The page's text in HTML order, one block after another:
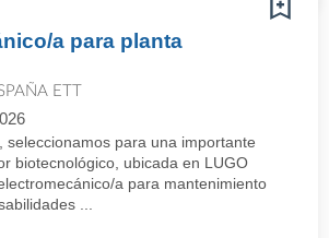
a para planta
ETT
seleccionamos para una importante
biotecnológico, ubicada en LUGO
a para mantenimiento
...